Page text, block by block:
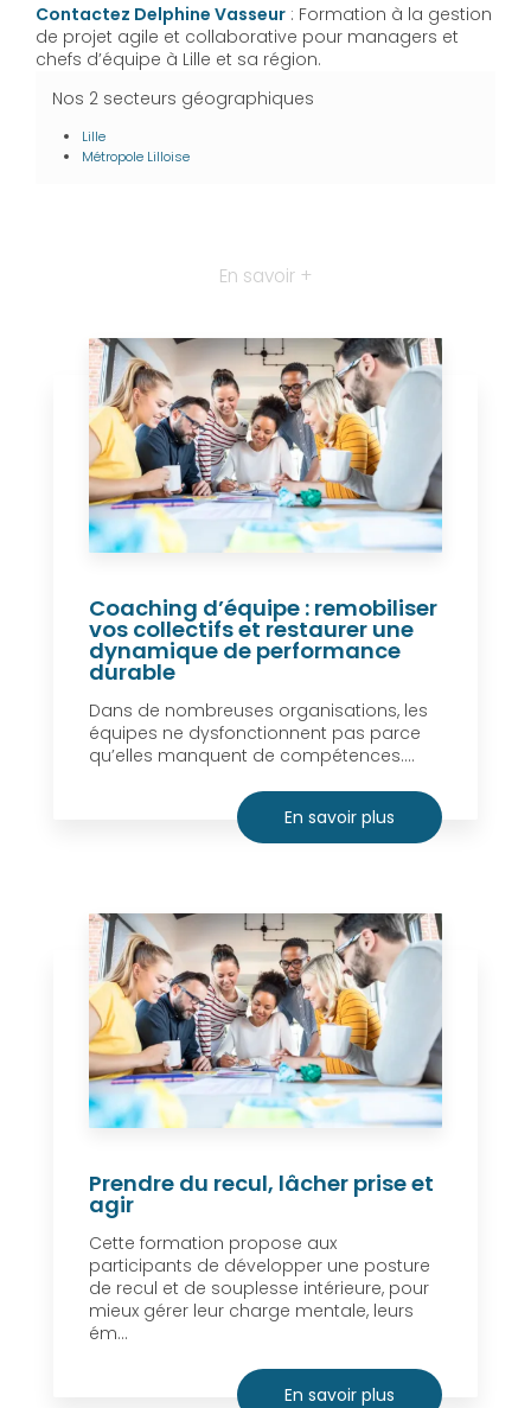
Contactez Delphine Vasseur : Formation à la gestion
de projet agile et collaborative pour managers et
chefs d’équipe à Lille et sa région.
Nos 2 secteurs géographiques
Lille
Métropole Lilloise
En savoir +
Coaching d’équipe : remobiliser
vos collectifs et restaurer une
dynamique de performance
durable
Dans de nombreuses organisations, les
équipes ne dysfonctionnent pas parce
qu’elles manquent de compétences....
En savoir plus
Prendre du recul, lâcher prise et
agir
Cette formation propose aux
participants de développer une posture
de recul et de souplesse intérieure, pour
mieux gérer leur charge mentale, leurs
ém...
En savoir plus